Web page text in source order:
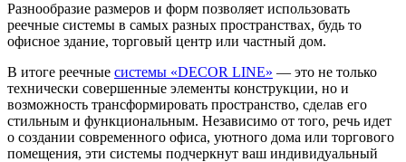
Разнообразие размеров и форм позволяет использовать
реечные системы в самых разных пространствах, будь то
офисное здание, торговый центр или частный дом.
В итоге реечные системы «DECOR LINE» — это не только
технически совершенные элементы конструкции, но и
возможность трансформировать пространство, сделав его
стильным и функциональным. Независимо от того, речь идет
о создании современного офиса, уютного дома или торгового
помещения, эти системы подчеркнут ваш индивидуальный